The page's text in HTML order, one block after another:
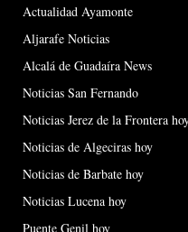
Actualidad Ayamonte
Aljarafe Noticias
Alcalá de Guadaíra News
Noticias San Fernando
Noticias Jerez de la Frontera
Noticias de Algeciras hoy
Noticias de Barbate hoy
Noticias Lucena hoy
Puente Genil hoy